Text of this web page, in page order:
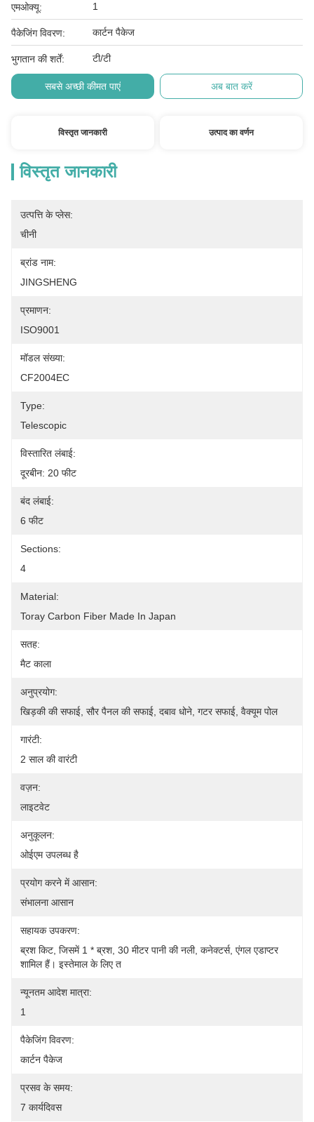
एमओक्यू: 1
पैकेजिंग विवरण: कार्टन पैकेज
भुगतान की शर्तें: टी/टी
सबसे अच्छी कीमत पाएं अब बात करें
विस्तृत जानकारी उत्पाद का वर्णन
विस्तृत जानकारी
उत्पत्ति के प्लेस:
चीनी
ब्रांड नाम:
JINGSHENG
प्रमाणन:
ISO9001
मॉडल संख्या:
CF2004EC
Type:
Telescopic
विस्तारित लंबाई:
दूरबीन: 20 फीट
बंद लंबाई:
6 फीट
Sections:
4
Material:
Toray Carbon Fiber Made In Japan
सतह:
मैट काला
अनुप्रयोग:
खिड़की की सफाई, सौर पैनल की सफाई, दबाव धोने, गटर सफाई, वैक्यूम पोल
गारंटी:
2 साल की वारंटी
वज़न:
लाइटवेट
अनुकूलन:
ओईएम उपलब्ध है
प्रयोग करने में आसान:
संभालना आसान
सहायक उपकरण:
ब्रश किट, जिसमें 1 * ब्रश, 30 मीटर पानी की नली, कनेक्टर्स, एंगल एडाप्टर
शामिल हैं। इस्तेमाल के लिए त
न्यूनतम आदेश मात्रा:
1
पैकेजिंग विवरण:
कार्टन पैकेज
प्रसव के समय:
7 कार्यदिवस